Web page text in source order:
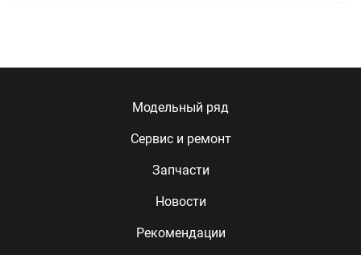
Модельный ряд
Сервис и ремонт
Запчасти
Новости
Рекомендации